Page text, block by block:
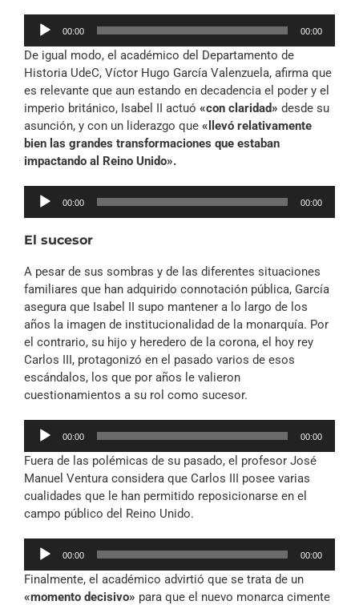
Reproductor
audio
00:00 00:00
De igual modo, el académico del Departamento de
Historia UdeC, Víctor Hugo García Valenzuela, afirma que
es relevante que aun estando en decadencia el poder y el
imperio británico, Isabel II actuó «con claridad» desde su
asunción, y con un liderazgo que «llevó relativamente
bien las grandes transformaciones que estaban
impactando al Reino Unido».
Reproductor
00:00 00:00
El sucesor
A pesar de sus sombras y de las diferentes situaciones
familiares que han adquirido connotación pública, García
asegura que Isabel II supo mantener a lo largo de los
años la imagen de institucionalidad de la monarquía. Por
el contrario, su hijo y heredero de la corona, el hoy rey
Carlos III, protagonizó en el pasado varios de esos
escándalos, los que por años le valieron
cuestionamientos a su rol como sucesor.
Reproductor
audio
00:00 00:00
Fuera de las polémicas de su pasado, el profesor José
Manuel Ventura considera que Carlos III posee varias
cualidades que le han permitido reposicionarse en el
campo público del Reino Unido.
Reproductor
audio
00:00 00:00
Finalmente, el académico advirtió que se trata de un
«momento decisivo» para que el nuevo monarca cimente